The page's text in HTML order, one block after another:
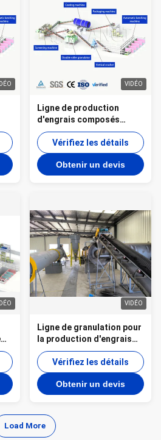
VIDÉO
Ligne de production
d'engrais composés
conçue pour produire des
engrais composés par
séchage par granulation
et par séchage
Vérifiez les détails
Obtenir un devis
VIDÉO
Ligne de granulation pour
la production d'engrais
composés NPK pour
granulés organiques et
inorganiques
Vérifiez les détails
Obtenir un devis
Load More